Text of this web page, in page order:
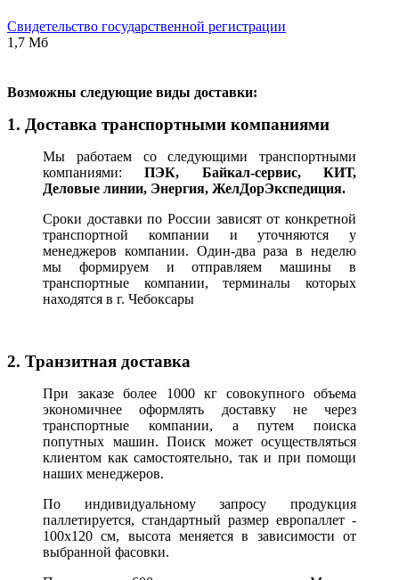
Свидетельство государственной регистрации
1,7 Мб
Возможны следующие виды доставки:
1. Доставка транспортными компаниями
Мы работаем со следующими транспортными
компаниями:ПЭК, Байкал-сервис, КИТ,
Деловые линии, Энергия, ЖелДорЭкспедиция.
Сроки доставки по России зависят от конкретной
транспортной компании и уточняются у
менеджеров компании. Один-два раза в неделю
мы формируем и отправляем машины в
транспортные компании, терминалы которых
находятся в г. Чебоксары
2. Транзитная доставка
При заказе более 1000 кг совокупного объема
экономичнее оформлять доставку не через
транспортные компании, а путем поиска
попутных машин. Поиск может осуществляться
клиентом как самостоятельно, так и при помощи
наших менеджеров.
По индивидуальному запросу продукция
паллетируется, стандартный размер европаллет -
100х120 см, высота меняется в зависимости от
выбранной фасовки.